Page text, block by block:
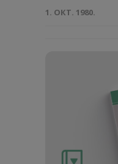
1. ОКТ. 1980.